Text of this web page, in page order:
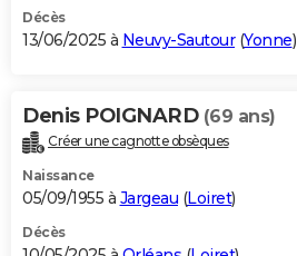
Décès
13/06/2025 à Neuvy-Sautour(Yonne)
Denis POIGNARD (69 ans)
Créer une cagnotte obsèques
Naissance
05/09/1955 à Jargeau (Loiret)
Décès